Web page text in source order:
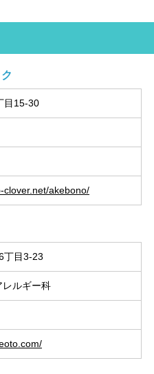
目15-30
clover.net/akebono/
丁目3-23
レルギー科